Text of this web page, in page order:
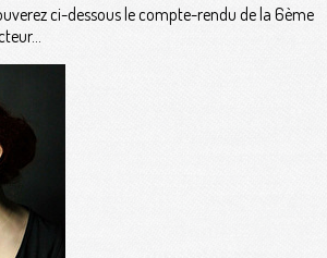
ci-dessous le compte-rendu de la 6ème